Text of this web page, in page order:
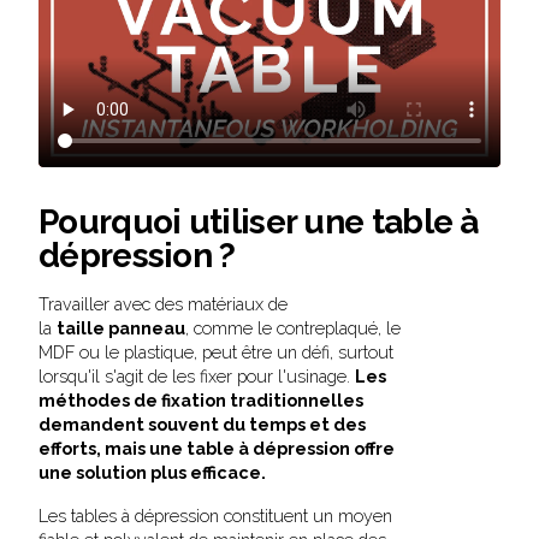
Pourquoi utiliser une table à
dépression ?
Travailler avec des matériaux de
la taille panneau, comme le contreplaqué, le
MDF ou le plastique, peut être un défi, surtout
lorsqu'il s'agit de les fixer pour l'usinage. Les
méthodes de fixation traditionnelles
demandent souvent du temps et des
efforts, mais une table à dépression offre
une solution plus efficace.
Les tables à dépression constituent un moyen